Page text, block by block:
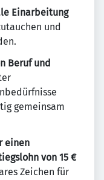
Einarbeitung
und
Beruf und
gemeinsam
einen
von 15 €
Zeichen für